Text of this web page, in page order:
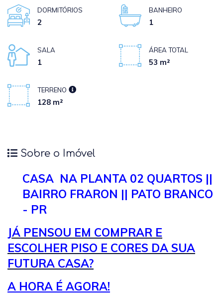
DORMITÓRIOS
2
BANHEIRO
1
SALA
1
ÁREA TOTAL
53 m²
TERRENO
128 m²
Sobre o Imóvel
CASA NA PLANTA 02 QUARTOS ||
BAIRRO FRARON || PATO BRANCO
- PR
JÁ PENSOU EM COMPRAR E
ESCOLHER PISO E CORES DA SUA
FUTURA CASA?
A HORA É AGORA!